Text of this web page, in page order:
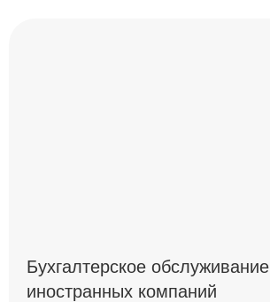
Бухгалтерское обслуживание
иностранных компаний